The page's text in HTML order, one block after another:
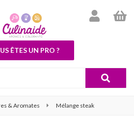
ÊTES UN PRO ?
& Aromates Mélange steak